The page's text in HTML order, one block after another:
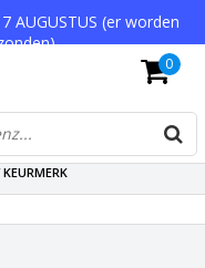
AUGUSTUS (er worden
VA €75,-)
75% KORTING !
0